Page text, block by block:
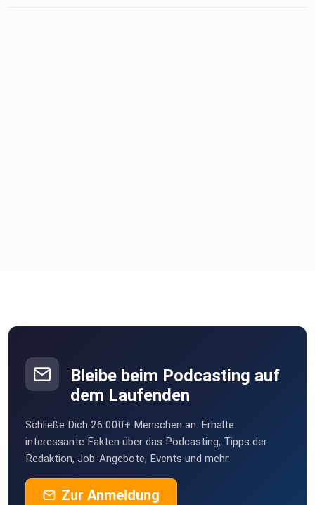
Bleibe beim Podcasting auf
dem Laufenden
Schließe Dich 26.000+ Menschen an. Erhalte
interessante Fakten über das Podcasting, Tipps der
Redaktion, Job-Angebote, Events und mehr.
Zur Anmeldung